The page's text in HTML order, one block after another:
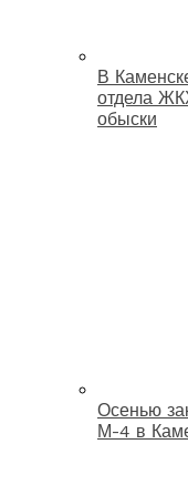
В
отдела
обыски
Осенью
М-4 в